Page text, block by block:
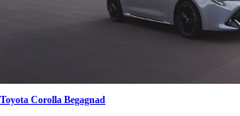
Toyota Corolla Begagnad